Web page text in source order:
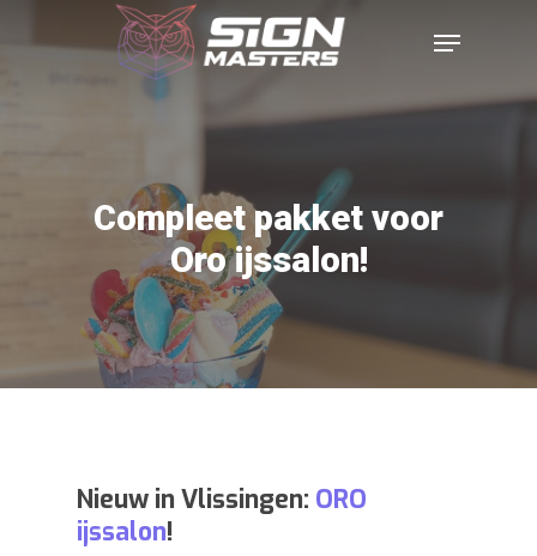
Compleet pakket voor
Oro ijssalon!
Nieuw in Vlissingen: ORO
ijssalon!